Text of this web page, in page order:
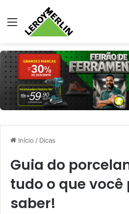
Menu
Início / Dicas
Guia do
tudo o que você
saber!